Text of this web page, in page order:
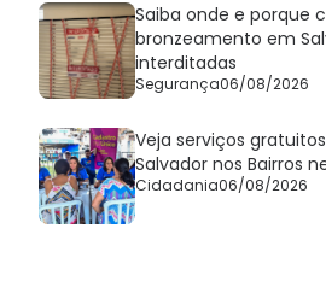
Saiba onde e porque
bronzeamento em
interditadas
Segurança06/08/2026
Veja serviços
Salvador nos Bairros
Cidadania06/08/2026